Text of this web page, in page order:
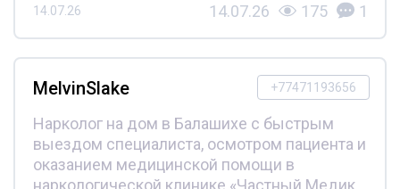
14.07.26 14.07.26 175 1
+77471193656
MelvinSlake
Нарколог на дом в Балашихе с быстрым
выездом специалиста, осмотром пациента и
оказанием медицинской помощи в
наркологической клинике «Частный Медик